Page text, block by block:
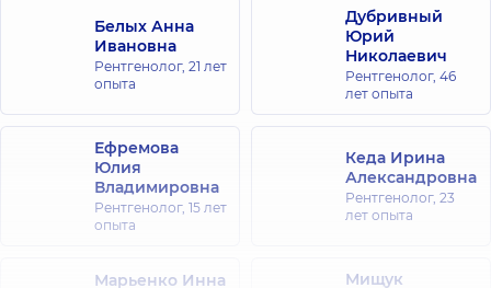
Белых Анна
Ивановна
Рентгенолог, 21 лет
опыта
Дубривный
Юрий
Николаевич
Рентгенолог, 46
лет опыта
Ефремова
Юлия
Владимировна
Рентгенолог, 15 лет
опыта
Кеда Ирина
Александровна
Рентгенолог, 23
лет опыта
Марьенко Инна
Мищук